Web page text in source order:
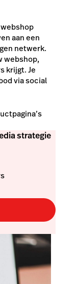
aan een
netwerk.
webshop,
krijgt. Je
via social
strategie